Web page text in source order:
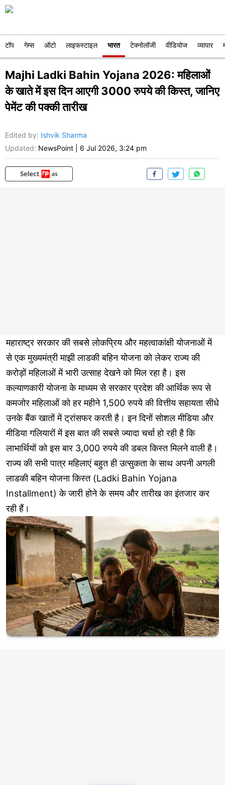
टॉप गेम्स ऑटो लाइफस्टाइल भारत टेक्नोलॉजी वीडियोज व्यापार
Majhi Ladki Bahin Yojana 2026: महिलाओं
के खाते में इस दिन आएगी 3000 रुपये की किस्त, जानिए
पेमेंट की पक्की तारीख
Edited by: Ishvik Sharma
Updated: NewsPoint 6 Jul 2026, 3:24 pm
महाराष्ट्र सरकार की सबसे लोकप्रिय और महत्वाकांक्षी योजनाओं में
से एक मुख्यमंत्री माझी लाडकी बहिन योजना को लेकर राज्य की
करोड़ों महिलाओं में भारी उत्साह देखने को मिल रहा है। इस
कल्याणकारी योजना के माध्यम से सरकार प्रदेश की आर्थिक रूप से
कमजोर महिलाओं को हर महीने 1,500 रुपये की वित्तीय सहायता सीधे
उनके बैंक खातों में ट्रांसफर करती है। इन दिनों सोशल मीडिया और
मीडिया गलियारों में इस बात की सबसे ज्यादा चर्चा हो रही है कि
लाभार्थियों को इस बार 3,000 रुपये की डबल किस्त मिलने वाली है।
राज्य की सभी पात्र महिलाएं बहुत ही उत्सुकता के साथ अपनी अगली
लाडकी बहिन योजना किस्त (Ladki Bahin Yojana
Installment) के जारी होने के समय और तारीख का इंतजार कर
रही हैं।